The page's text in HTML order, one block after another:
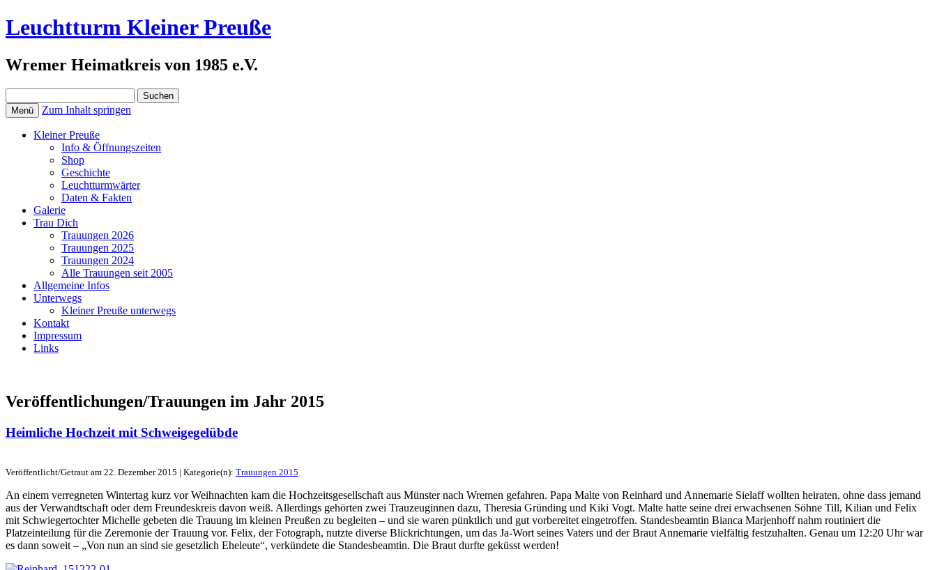
Leuchtturm Kleiner Preuße
Wremer Heimatkreis von 1985 e.V.
nach:
Menü Zum Inhalt springen
Kleiner Preuße
Info & Öffnungszeiten
Shop
Geschichte
Leuchtturmwärter
Daten & Fakten
Galerie
Trau Dich
Trauungen 2026
Trauungen 2025
Trauungen 2024
Alle Trauungen seit 2005
Allgemeine Infos
Unterwegs
Kleiner Preuße unterwegs
Kontakt
Impressum
Links
Veröffentlichungen/Trauungen im Jahr 2015
Heimliche Hochzeit mit Schweigegelübde
Veröffentlicht/Getraut am 22. Dezember 2015 | Kategorie(n): Trauungen 2015
An einem verregneten Wintertag kurz vor Weihnachten kam die Hochzeitsgesellschaft aus Münster nach Wremen gefahren. Papa Malte von Reinhard und Annemarie Sielaff wollten heiraten, ohne dass jemand
aus der Verwandtschaft oder dem Freundeskreis davon weiß. Allerdings gehörten zwei Trauzeuginnen dazu, Theresia Gründing und Kiki Vogt. Malte hatte seine drei erwachsenen Söhne Till, Kilian und Felix
mit Schwiegertochter Michelle gebeten die Trauung im kleinen Preußen zu begleiten – und sie waren pünktlich und gut vorbereitet eingetroffen. Standesbeamtin Bianca Marjenhoff nahm routiniert die
Platzeinteilung für die Zeremonie der Trauung vor. Felix, der Fotograph, nutzte diverse Blickrichtungen, um das Ja-Wort seines Vaters und der Braut Annemarie vielfältig festzuhalten. Genau um 12:20 Uhr war
es dann soweit – „Von nun an sind sie gesetzlich Eheleute“, verkündete die Standesbeamtin. Die Braut durfte geküsst werden!